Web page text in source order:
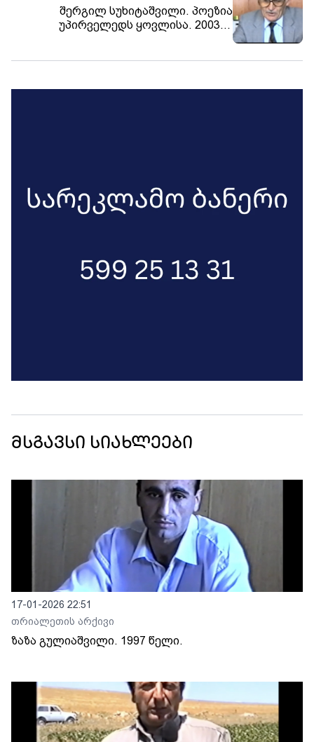
შერგილ სუხიტაშვილი. პოეზია
უპირველედს ყოვლისა. 2003 წ.
მსგავსი სიახლეები
17-01-2026 22:51
თრიალეთის არქივი
ზაზა გულიაშვილი. 1997 წელი.